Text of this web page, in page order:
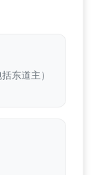
东道主）